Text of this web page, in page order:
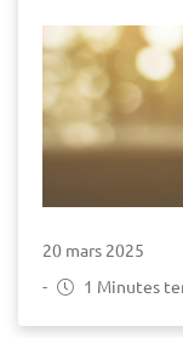
20 mars 2025
-
1 Minutes